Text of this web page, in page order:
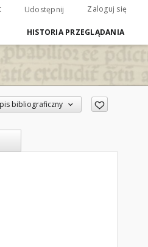
Udostępnij Zaloguj się
HISTORIA PRZEGLĄDANIA
bibliograficzny